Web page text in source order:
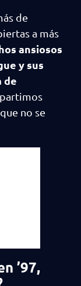
de
a más
ansiosos
y sus
de
no se
’97,